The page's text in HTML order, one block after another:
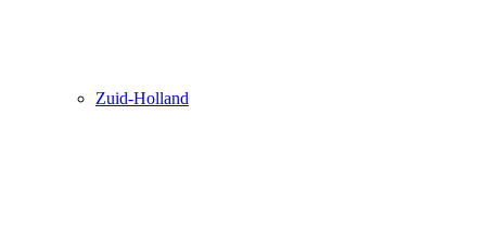
Zuid-Holland